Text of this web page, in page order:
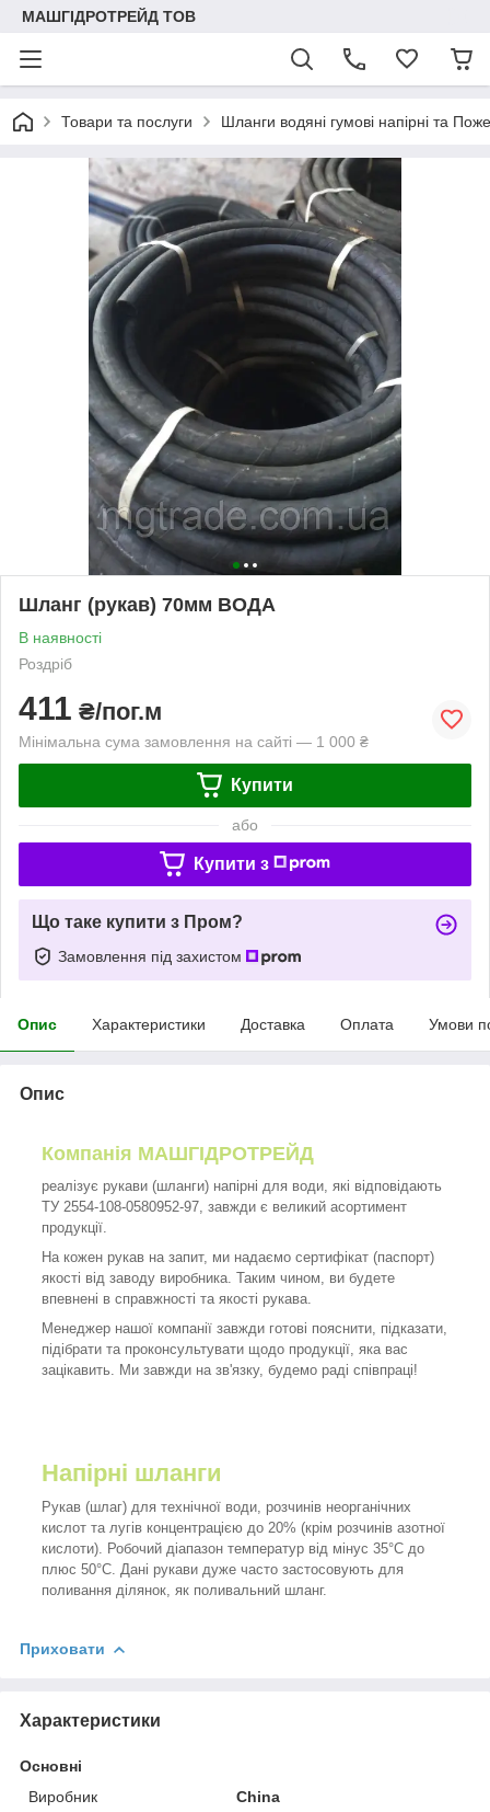
МАШГІДРОТРЕЙД ТОВ
Товари та послуги Шланги водяні гумові напірні та
Шланг (рукав) 70мм ВОДА
В наявності
Роздріб
411 ₴/пог.м
Мінімальна сума замовлення на сайті — 1 000 ₴
Купити
або
Купити з
Що таке купити з Пром?
Замовлення під захистом
Опис Характеристики Доставка Оплата Умови
Опис
Компанія МАШГІДРОТРЕЙД
реалізує рукави (шланги) напірні для води, які відповідають
ТУ 2554-108-0580952-97, завжди є великий асортимент
продукції.
На кожен рукав на запит, ми надаємо сертифікат (паспорт)
якості від заводу виробника. Таким чином, ви будете
впевнені в справжності та якості рукава.
Менеджер нашої компанії завжди готові пояснити, підказати,
підібрати та проконсультувати щодо продукції, яка вас
зацікавить. Ми завжди на зв'язку, будемо раді співпраці!
Напірні шланги
Рукав (шлаг) для технічної води, розчинів неорганічних
кислот та лугів концентрацією до 20% (крім розчинів азотної
кислоти). Робочий діапазон температур від мінус 35°С до
плюс 50°С. Дані рукави дуже часто застосовують для
поливання ділянок, як поливальний шланг.
Приховати
Характеристики
Основні
Виробник
China